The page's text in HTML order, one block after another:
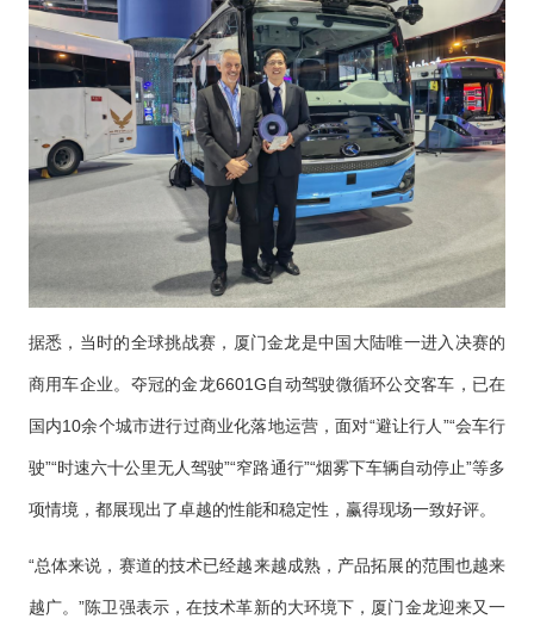
据悉，当时的全球挑战赛，厦门金龙是中国大陆唯一进入决赛的
商用车企业。夺冠的金龙6601G自动驾驶微循环公交客车，已在
国内10余个城市进行过商业化落地运营，面对“避让行人”“会车行
驶”“时速六十公里无人驾驶”“窄路通行”“烟雾下车辆自动停止”等多
项情境，都展现出了卓越的性能和稳定性，赢得现场一致好评。
“总体来说，赛道的技术已经越来越成熟，产品拓展的范围也越来
越广。”陈卫强表示，在技术革新的大环境下，厦门金龙迎来又一